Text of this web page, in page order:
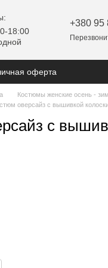
18:00
+380 95
оферта
Костюмы женские осень -
оверсайз с вышивкой
с